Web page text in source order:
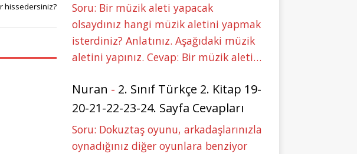
hissedersiniz?
Soru: Bir müzik aleti yapacak
olsaydınız hangi müzik aletini yapmak
isterdiniz? Anlatınız. Aşağıdaki müzik
aletini yapınız. Cevap: Bir müzik aleti…
Nuran - 2. Sınıf Türkçe 2. Kitap 19-
20-21-22-23-24. Sayfa Cevapları
Soru: Dokuztaş oyunu, arkadaşlarınızla
oynadığınız diğer oyunlara benziyor